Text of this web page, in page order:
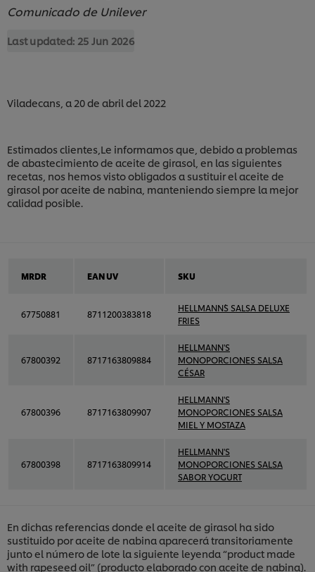
Comunicado de Unilever
Last updated: 25 Jun 2026
Viladecans, a 20 de abril del 2022
Estimados clientes,Le informamos que, debido a problemas
de abastecimiento de aceite de girasol, en las siguientes
recetas, nos hemos visto obligados a sustituir el aceite de
girasol por aceite de nabina, manteniendo siempre la mejor
calidad posible.
MRDR EAN UV SKU
67750881 8711200383818
HELLMANN´S SALSA DELUXE
FRIES
67800392 8717163809884
HELLMANN'S
MONOPORCIONES SALSA
CÉSAR
67800396 8717163809907
HELLMANN'S
MONOPORCIONES SALSA
MIEL Y MOSTAZA
67800398 8717163809914
HELLMANN'S
MONOPORCIONES SALSA
SABOR YOGURT
En dichas referencias donde el aceite de girasol ha sido
sustituido por aceite de nabina aparecerá transitoriamente
junto el número de lote la siguiente leyenda “product made
with rapeseed oil” (producto elaborado con aceite de nabina).